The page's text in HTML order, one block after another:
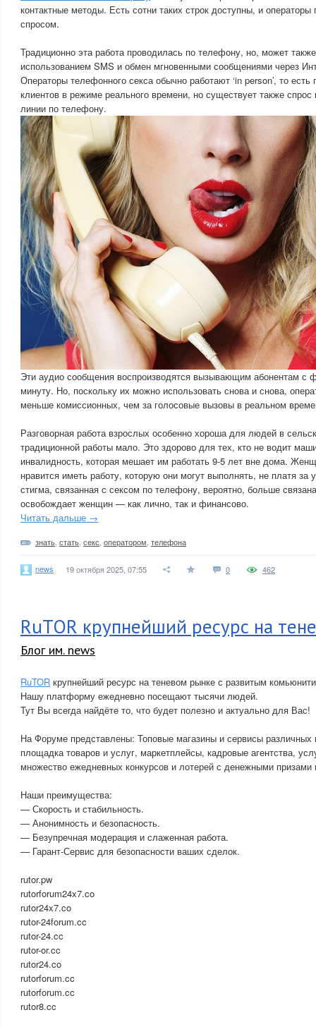
контактные методы. Есть сотни таких строк доступны, и
спросом.
Традиционно эта работа проводилась по телефону, но, может
использованием SMS и обмен мгновенными сообщениями через
Операторы телефонного секса обычно работают ‘in person’, то есть
клиентов в режиме реального времени, но существует также
линии по телефону.
Эти аудио сообщения воспроизводятся вызывающим абонентам с
минуту. Но, поскольку их можно использовать снова и снова,
меньше комиссионных, чем за голосовые вызовы в реальном
Разговорная работа взрослых особенно хороша для людей в
традиционной работы мало. Это здорово для тех, кто не водит
инвалидность, которая мешает им работать 9-5 лет вне дома.
нравится иметь работу, которую они могут выполнять, не платя за
стигма, связанная с сексом по телефону, вероятно, больше
освобождает женщин — как лично, так и финансово.
Читать дальше →
знать стать секс оператором телефона
news 19 октября 2025, 07:55 0 462
RuTOR крупнейший ресурс на
Блог им. news
RuTOR крупнейший ресурс на теневом рынке с развитым
Нашу платформу ежедневно посещают тысячи людей.
Тут Вы всегда найдёте то, что будет полезно и актуально для Вас!
На Форуме представлены: Топовые магазины и сервисы различных
площадка товаров и услуг, маркетплейсы, кадровые агентства,
множество ежедневных конкурсов и лотерей с денежными призами
Наши преимущества:
— Скорость и стабильность.
— Анонимность и безопасность.
— Безупречная модерация и слаженная работа.
— Гарант-Сервис для безопасности ваших сделок.
rutor.pw
rutorforum24x7.co
rutor24x7.co
rutor-24forum.cc
rutor-24.cc
rutor-or.cc
rutor24.co
rutorforum.cc
rutorforum.cc
rutor8.cc